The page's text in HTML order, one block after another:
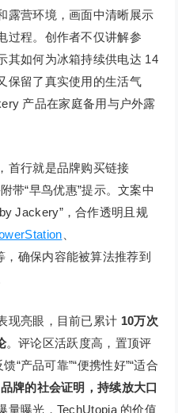
露营环境，画面中清晰展示
过程。创作者不仅讲解参
其如何为冰箱持续供电达 14
保留了真实使用的生活气
产品在家庭备用与户外露
首行就是品牌购买链接
带“早鸟优惠”提示。文案中
Jackery”，合作透明且规
，确保内容能被算法推荐到
现亮眼，目前已累计 10万次
。评论区活跃度高，置顶评
“产品可靠”“便携性好”“适合
牌的社会证明，持续放大口
量曝光，TechUtopia 的价值